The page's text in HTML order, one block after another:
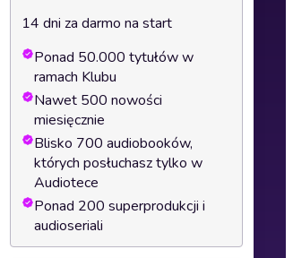
14 dni za darmo na start
Ponad 50.000 tytułów w
ramach Klubu
Nawet 500 nowości
miesięcznie
Blisko 700 audiobooków,
których posłuchasz tylko w
Audiotece
Ponad 200 superprodukcji i
audioseriali